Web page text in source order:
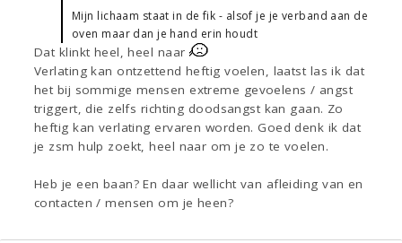
Mijn lichaam staat in de fik - alsof je je verband aan de
oven maar dan je hand erin houdt
Dat klinkt heel, heel naar
Verlating kan ontzettend heftig voelen, laatst las ik dat
het bij sommige mensen extreme gevoelens / angst
triggert, die zelfs richting doodsangst kan gaan. Zo
heftig kan verlating ervaren worden. Goed denk ik dat
je zsm hulp zoekt, heel naar om je zo te voelen.
Heb je een baan? En daar wellicht van afleiding van en
contacten / mensen om je heen?